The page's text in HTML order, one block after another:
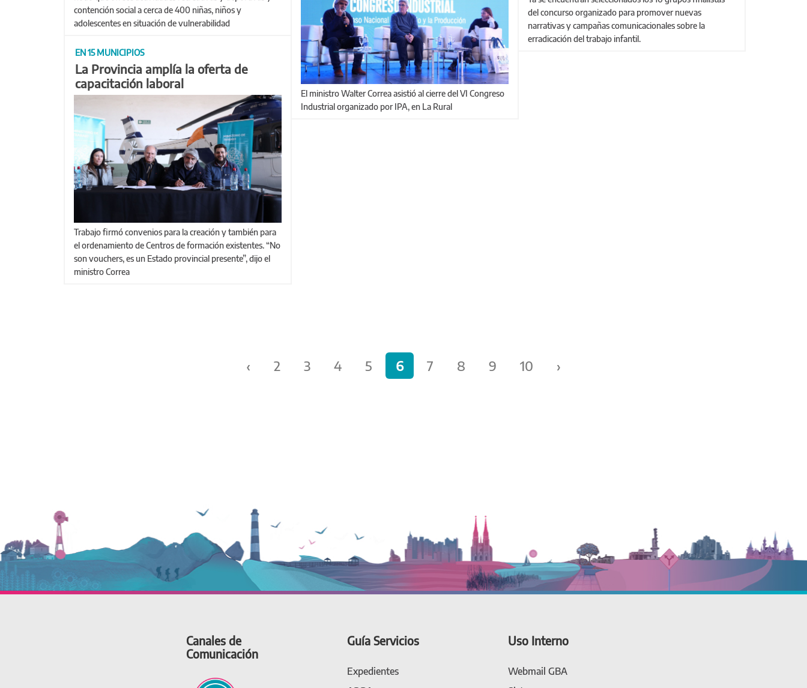
del concurso organizado para promover nuevas
narrativas y campañas comunicacionales sobre la
erradicación del trabajo infantil.
contención social a cerca de 400 niñas, niños y
adolescentes en situación de vulnerabilidad
El ministro Walter Correa asistió al cierre del VI Congreso
Industrial organizado por IPA, en La Rural
EN 15 MUNICIPIOS
La Provincia amplía la oferta de
capacitación laboral
Trabajo firmó convenios para la creación y también para
el ordenamiento de Centros de formación existentes. “No
son vouchers, es un Estado provincial presente”, dijo el
ministro Correa
‹ 2 3 4 5 6 7 8 9 10 ›
Canales de
Comunicación
Guía Servicios
Expedientes
Uso Interno
Webmail GBA